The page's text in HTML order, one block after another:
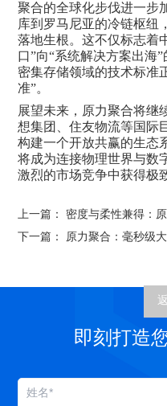
聚合的全球化步伐进一步
库到罗马尼亚的冷链枢纽
落地生根。这不仅标志着
口”向“系统解决方案出海
密集存储领域的技术标准
准”。
展望未来，原力聚合将继
想集团、住友物流等国际
构建一个开放共赢的生态
将成为连接物理世界与数
激烈的市场竞争中获得极
上一篇：
密度与柔性兼得：
下一篇：
原力聚合：毫秒级
即刻打造